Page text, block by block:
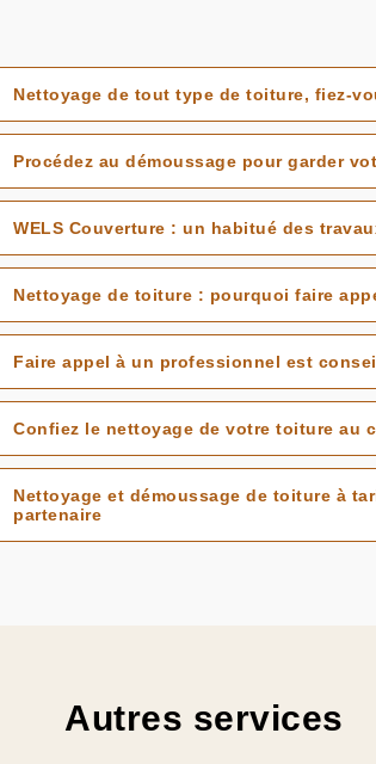
Nettoyage de tout type de toiture, fiez-
Procédez au démoussage pour garder
WELS Couverture : un habitué des
Nettoyage de toiture : pourquoi faire
Faire appel à un professionnel est
Confiez le nettoyage de votre toiture au
Nettoyage et démoussage de toiture à
partenaire
Autres services